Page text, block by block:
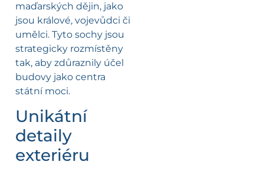
maďarských dějin, jako
jsou králové, vojevůdci či
umělci. Tyto sochy jsou
strategicky rozmístěny
tak, aby zdůraznily účel
budovy jako centra
státní moci.
Unikátní
detaily
exteriéru